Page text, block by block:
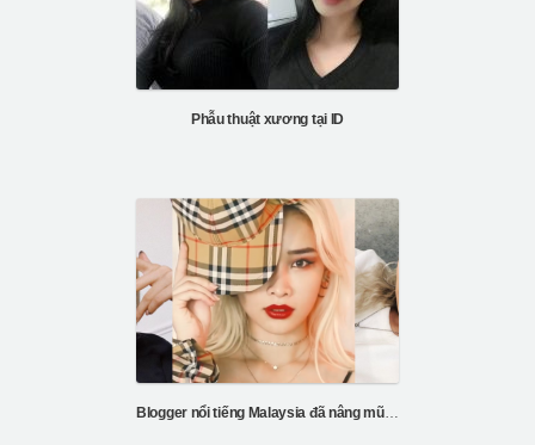
Phẫu thuật xương tại ID
Blogger nổi tiếng Malaysia đã nâng mũi và tiêm mỡ tại Hàn Quốc